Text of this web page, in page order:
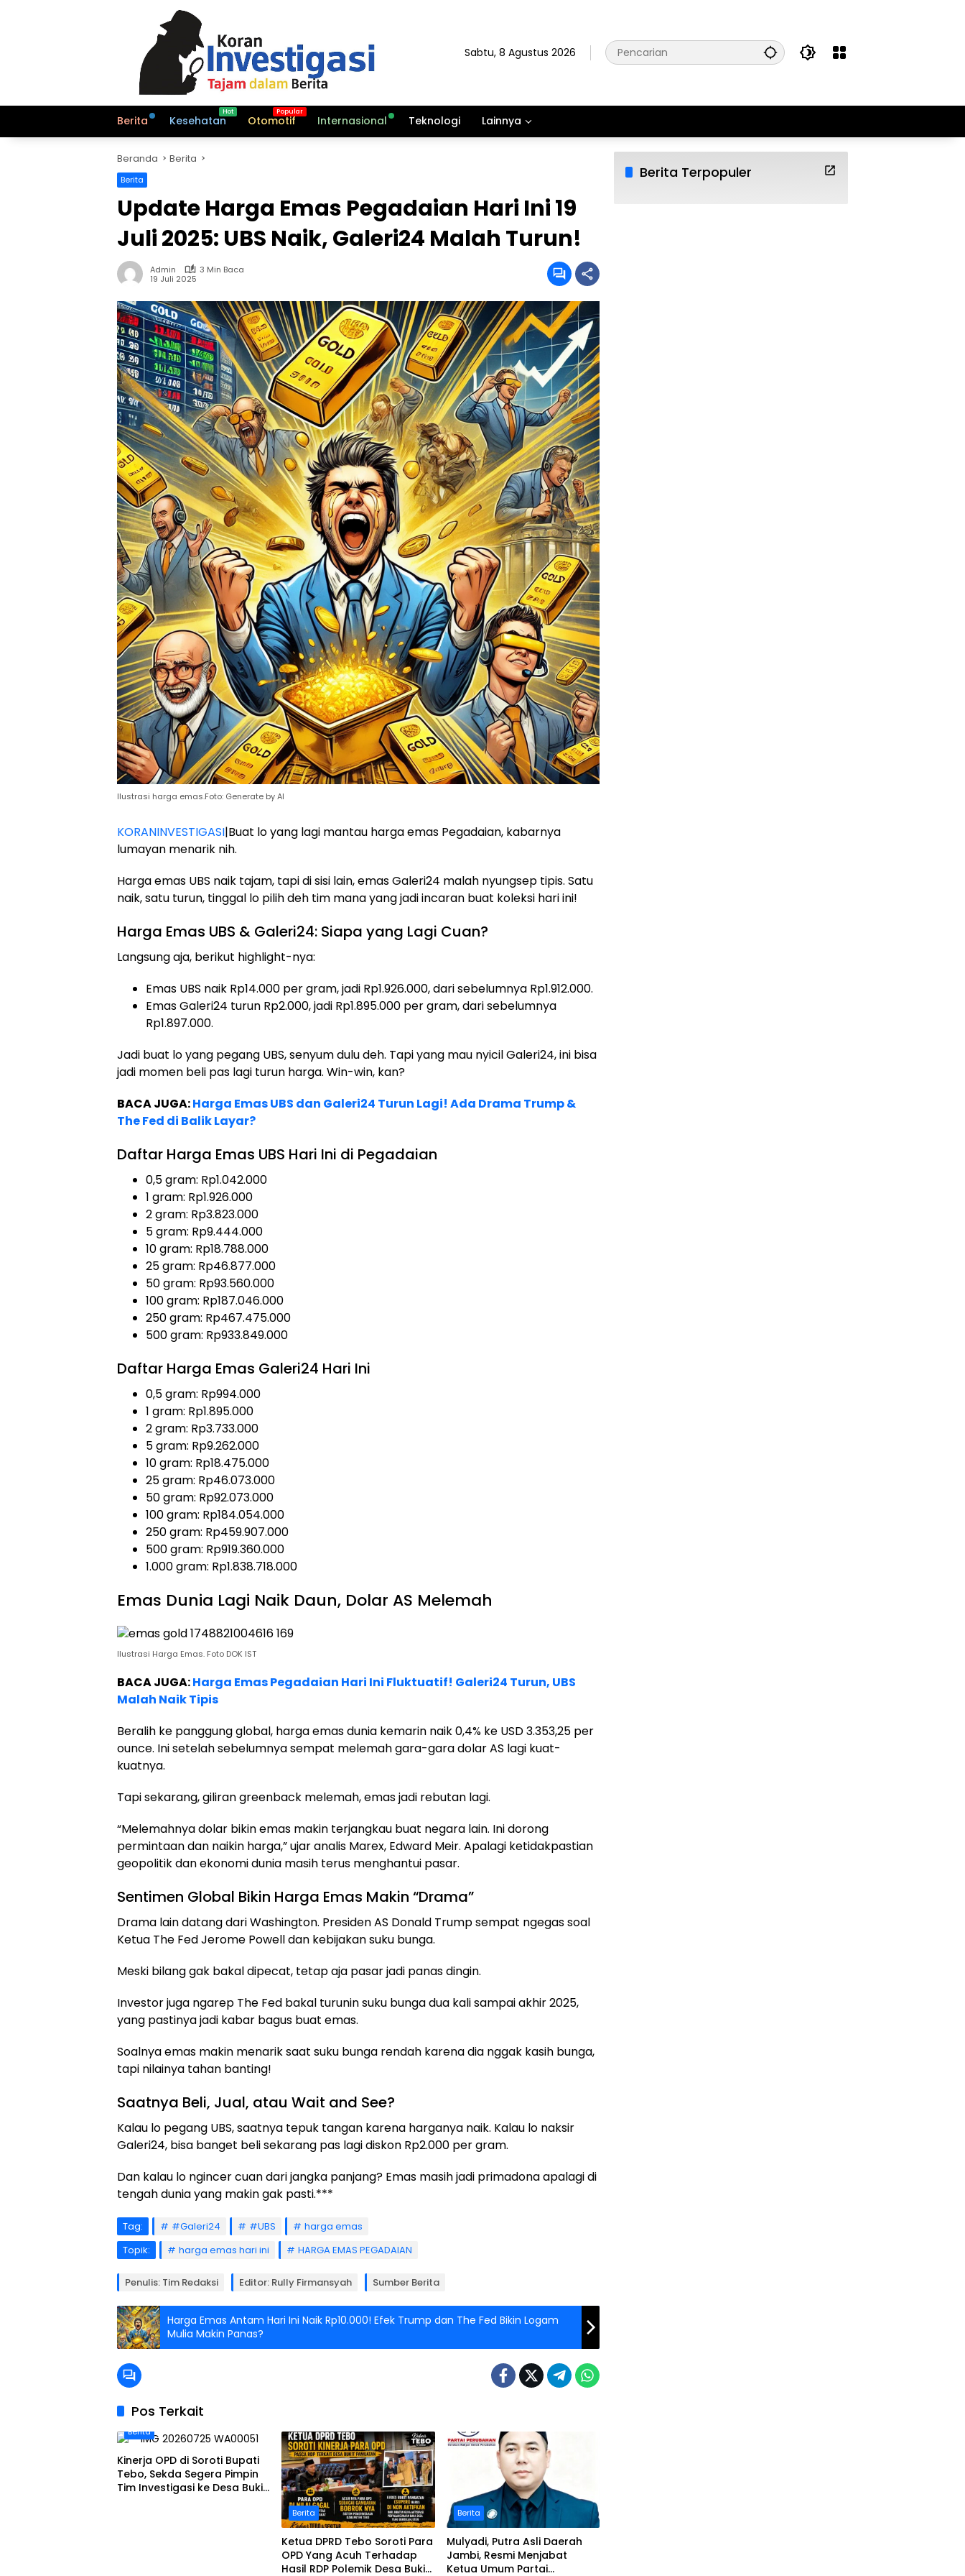
Sabtu, 8 Agustus 2026
Berita Kesehatan Otomotif Internasional Teknologi Lainnya
Beranda Berita
Berita
Update Harga Emas Pegadaian Hari Ini 19
Juli 2025: UBS Naik, Galeri24 Malah Turun!
Admin
3 Min Baca
19 Juli 2025
Ilustrasi harga emas.Foto: Generate by AI
KORANINVESTIGASI|Buat lo yang lagi mantau harga emas Pegadaian, kabarnya
lumayan menarik nih.
Harga emas UBS naik tajam, tapi di sisi lain, emas Galeri24 malah nyungsep tipis. Satu
naik, satu turun, tinggal lo pilih deh tim mana yang jadi incaran buat koleksi hari ini!
Harga Emas UBS & Galeri24: Siapa yang Lagi Cuan?
Langsung aja, berikut highlight-nya:
Emas UBS naik Rp14.000 per gram, jadi Rp1.926.000, dari sebelumnya Rp1.912.000.
Emas Galeri24 turun Rp2.000, jadi Rp1.895.000 per gram, dari sebelumnya
Rp1.897.000.
Jadi buat lo yang pegang UBS, senyum dulu deh. Tapi yang mau nyicil Galeri24, ini bisa
jadi momen beli pas lagi turun harga. Win-win, kan?
BACA JUGA:Harga Emas UBS dan Galeri24 Turun Lagi! Ada Drama Trump &
The Fed di Balik Layar?
Daftar Harga Emas UBS Hari Ini di Pegadaian
0,5 gram: Rp1.042.000
1 gram: Rp1.926.000
2 gram: Rp3.823.000
5 gram: Rp9.444.000
10 gram: Rp18.788.000
25 gram: Rp46.877.000
50 gram: Rp93.560.000
100 gram: Rp187.046.000
250 gram: Rp467.475.000
500 gram: Rp933.849.000
Daftar Harga Emas Galeri24 Hari Ini
0,5 gram: Rp994.000
1 gram: Rp1.895.000
2 gram: Rp3.733.000
5 gram: Rp9.262.000
10 gram: Rp18.475.000
25 gram: Rp46.073.000
50 gram: Rp92.073.000
100 gram: Rp184.054.000
250 gram: Rp459.907.000
500 gram: Rp919.360.000
1.000 gram: Rp1.838.718.000
Emas Dunia Lagi Naik Daun, Dolar AS Melemah
Ilustrasi Harga Emas. Foto DOK IST
BACA JUGA:Harga Emas Pegadaian Hari Ini Fluktuatif! Galeri24 Turun, UBS
Malah Naik Tipis
Beralih ke panggung global, harga emas dunia kemarin naik 0,4% ke USD 3.353,25 per
ounce. Ini setelah sebelumnya sempat melemah gara-gara dolar AS lagi kuat-
kuatnya.
Tapi sekarang, giliran greenback melemah, emas jadi rebutan lagi.
“Melemahnya dolar bikin emas makin terjangkau buat negara lain. Ini dorong
permintaan dan naikin harga,” ujar analis Marex, Edward Meir. Apalagi ketidakpastian
geopolitik dan ekonomi dunia masih terus menghantui pasar.
Sentimen Global Bikin Harga Emas Makin “Drama”
Drama lain datang dari Washington. Presiden AS Donald Trump sempat ngegas soal
Ketua The Fed Jerome Powell dan kebijakan suku bunga.
Meski bilang gak bakal dipecat, tetap aja pasar jadi panas dingin.
Investor juga ngarep The Fed bakal turunin suku bunga dua kali sampai akhir 2025,
yang pastinya jadi kabar bagus buat emas.
Soalnya emas makin menarik saat suku bunga rendah karena dia nggak kasih bunga,
tapi nilainya tahan banting!
Saatnya Beli, Jual, atau Wait and See?
Kalau lo pegang UBS, saatnya tepuk tangan karena harganya naik. Kalau lo naksir
Galeri24, bisa banget beli sekarang pas lagi diskon Rp2.000 per gram.
Dan kalau lo ngincer cuan dari jangka panjang? Emas masih jadi primadona apalagi di
tengah dunia yang makin gak pasti.***
Tag: #Galeri24 #UBS
harga emas
Topik:
harga emas hari ini HARGA EMAS PEGADAIAN
Penulis: Tim Redaksi Editor: Rully Firmansyah Sumber Berita
Harga Emas Antam Hari Ini Naik Rp10.000! Efek Trump dan The Fed Bikin Logam
Mulia Makin Panas?
Pos Terkait
Berita
Kinerja OPD di Soroti Bupati
Tebo, Sekda Segera Pimpin
Tim Investigasi ke Desa Bukit
Berita
Ketua DPRD Tebo Soroti Para
OPD Yang Acuh Terhadap
Hasil RDP Polemik Desa Bukit
Berita
Mulyadi, Putra Asli Daerah
Jambi, Resmi Menjabat
Ketua Umum Partai
Berita Terpopuler